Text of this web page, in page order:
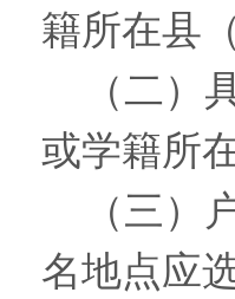
籍所在县
（二）
或学籍所
（三）
名地点应